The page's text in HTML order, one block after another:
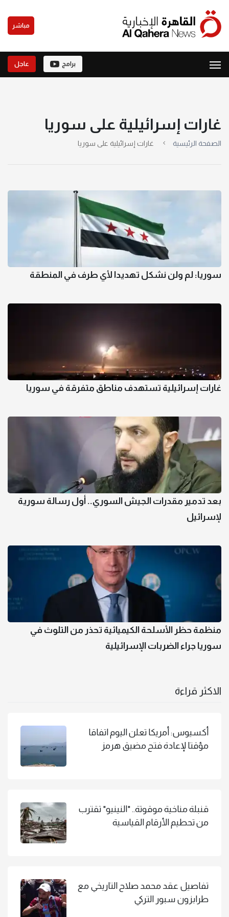
مباشر
برامج عاجل
غارات إسرائيلية على سوريا
الصفحة الرئيسية غارات إسرائيلية على سوريا
سوريا: لم ولن نشكل تهديدا لأي طرف في المنطقة
غارات إسرائيلية تستهدف مناطق متفرقة في سوريا
بعد تدمير مقدرات الجيش السوري.. أول رسالة سورية
لإسرائيل
منظمة حظر الأسلحة الكيميائية تحذر من التلوث في
سوريا جراء الضربات الإسرائيلية
الاكثر قراءة
أكسيوس: أمريكا تعلن اليوم اتفاقا
مؤقتا لإعادة فتح مضيق هرمز
قنبلة مناخية موقوتة.. "النينيو" تقترب
من تحطيم الأرقام القياسية
تفاصيل عقد محمد صلاح التاريخي مع
طرابزون سبور التركي